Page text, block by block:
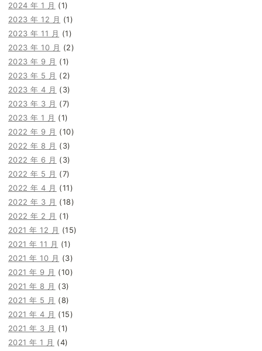
2024 年 1 月 (1)
2023 年 12 月 (1)
2023 年 11 月 (1)
2023 年 10 月 (2)
2023 年 9 月 (1)
2023 年 5 月 (2)
2023 年 4 月 (3)
2023 年 3 月 (7)
2023 年 1 月 (1)
2022 年 9 月 (10)
2022 年 8 月 (3)
2022 年 6 月 (3)
2022 年 5 月 (7)
2022 年 4 月 (11)
2022 年 3 月 (18)
2022 年 2 月 (1)
2021 年 12 月 (15)
2021 年 11 月 (1)
2021 年 10 月 (3)
2021 年 9 月 (10)
2021 年 8 月 (3)
2021 年 5 月 (8)
2021 年 4 月 (15)
2021 年 3 月 (1)
2021 年 1 月 (4)